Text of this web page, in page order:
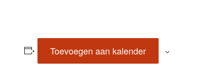
Toevoegen aan kalender